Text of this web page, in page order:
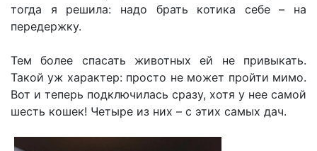
тогда я решила: надо брать котика себе – на
передержку.
Тем более спасать животных ей не привыкать.
Такой уж характер: просто не может пройти мимо.
Вот и теперь подключилась сразу, хотя у нее самой
шесть кошек! Четыре из них – с этих самых дач.